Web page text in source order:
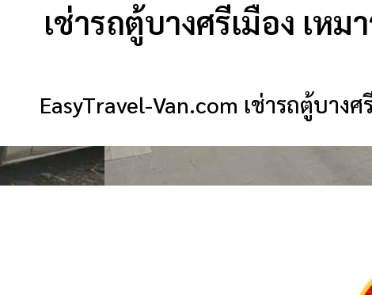
เช่ารถตู้บางศรีเมือง เห
EasyTravel-Van.com เช่ารถตู้บาง